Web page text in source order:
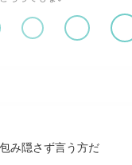
み隠さず言う方だ